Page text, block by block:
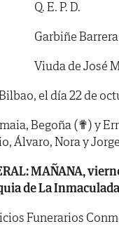
Q. E. P. D.
Garbiñe
Viuda de José
el día 22 de
Begoña (✟) y
Álvaro, Nora y
MAÑANA,
de La
Funerarios